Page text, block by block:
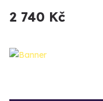
2 740 Kč